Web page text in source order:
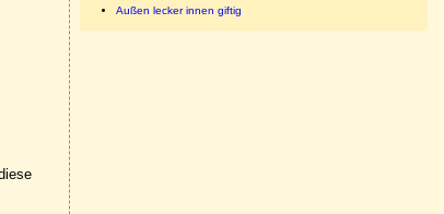
Außen lecker innen giftig